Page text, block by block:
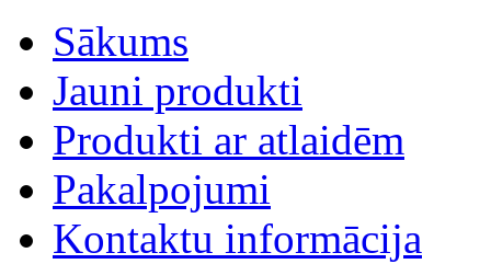
Sākums
Jauni produkti
Produkti ar atlaidēm
Pakalpojumi
Kontaktu informācija